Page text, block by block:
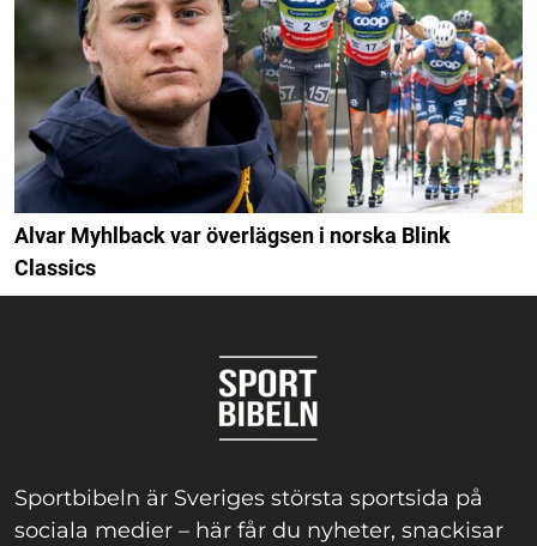
Alvar Myhlback var överlägsen i norska Blink
Classics
Sportbibeln är Sveriges största sportsida på
sociala medier – här får du nyheter, snackisar